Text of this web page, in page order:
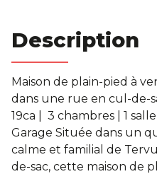
Description
Maison de plain-pied à
dans une rue en cul-de-
19ca | ️ 3 chambres | 1
Garage Située dans un
calme et familial de
de-sac, cette maison de